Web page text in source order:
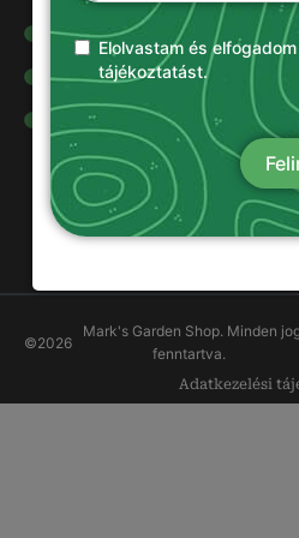
kenőanyagok
Damilok
Munkavédelmi
ruházat
©2026
Mark's Garden Shop. Minden
fenntartva.
Adatkezelési
Elolvastam és
tájékoztatást.